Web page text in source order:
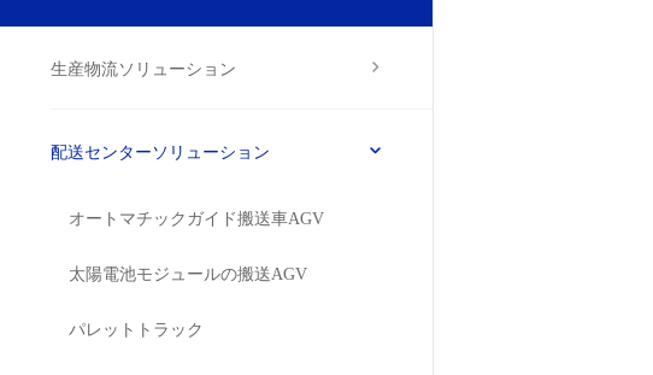
生産物流ソリューション
配送センターソリューション
オートマチックガイド搬送車AGV
太陽電池モジュールの搬送AGV
パレットトラック